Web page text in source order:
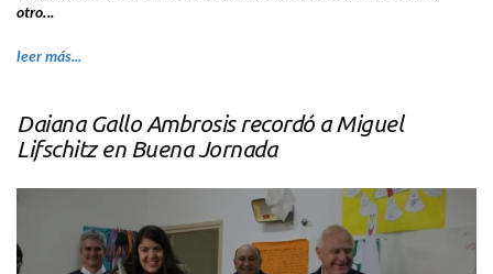
otro...
leer más...
Daiana Gallo Ambrosis recordó a Miguel
Lifschitz en Buena Jornada